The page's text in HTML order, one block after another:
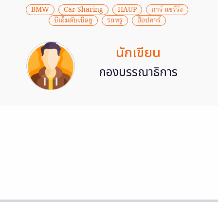
BMW Car Sharing HAUP
คาร์ แชร์ริ่ง
บีเอ็มดับเบิลยู
รถหรู ฮ้อปคาร์
นักเขียน
กองบรรณาธิการ